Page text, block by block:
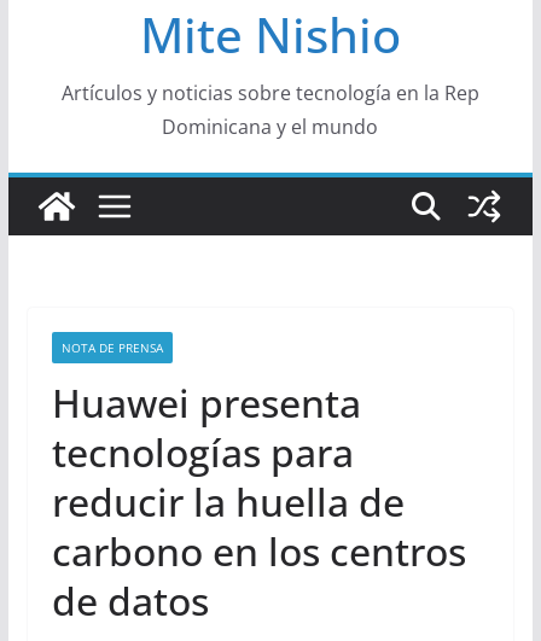
Mite Nishio
Artículos y noticias sobre tecnología en la Rep
Dominicana y el mundo
NOTA DE PRENSA
Huawei presenta
tecnologías para
reducir la huella de
carbono en los centros
de datos